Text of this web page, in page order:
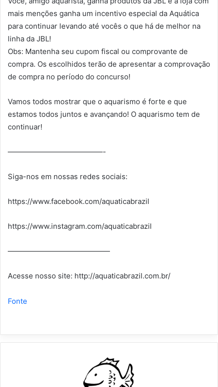
mais menções ganha um incentivo especial da Aquática
para continuar levando até vocês o que há de melhor na
linha da JBL!
Obs: Mantenha seu cupom fiscal ou comprovante de
compra. Os escolhidos terão de apresentar a comprovação
de compra no período do concurso!
Vamos todos mostrar que o aquarismo é forte e que
estamos todos juntos e avançando! O aquarismo tem de
continuar!
—————————————-
Siga-nos em nossas redes sociais:
https://www.facebook.com/aquaticabrazil
https://www.instagram.com/aquaticabrazil
——————————————
Acesse nosso site: http://aquaticabrazil.com.br/
Fonte